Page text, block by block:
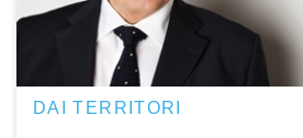
DAI TERRITORI